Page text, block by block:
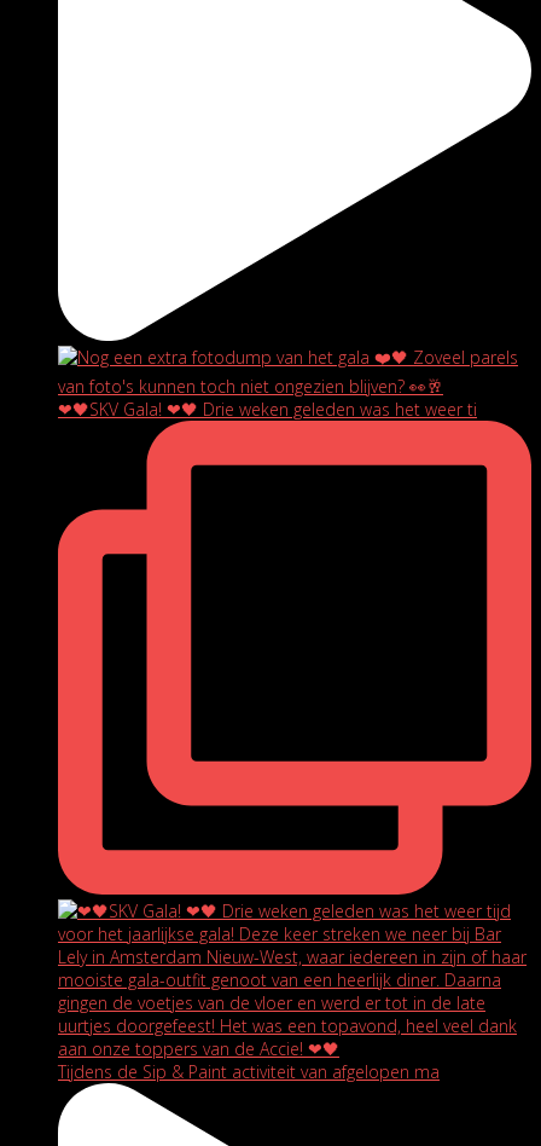
❤🖤SKV Gala! ❤🖤 Drie weken geleden was het weer ti
Tijdens de Sip & Paint activiteit van afgelopen ma